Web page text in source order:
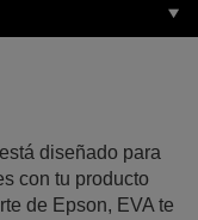
diseñado para
con tu producto
de Epson, EVA te